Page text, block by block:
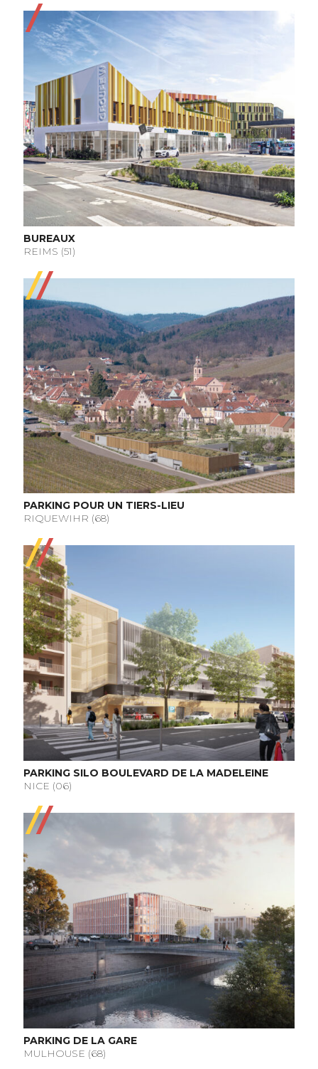
BUREAUX
REIMS (51)
PARKING POUR UN TIERS-LIEU
RIQUEWIHR (68)
PARKING SILO BOULEVARD DE LA MADELEINE
NICE (06)
PARKING DE LA GARE
MULHOUSE (68)